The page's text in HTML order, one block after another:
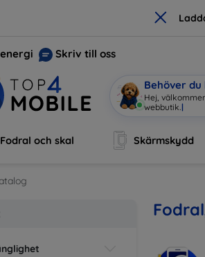
×
Skriv till oss
Behöver du
Hej,
Fodral och skal Skärmskydd